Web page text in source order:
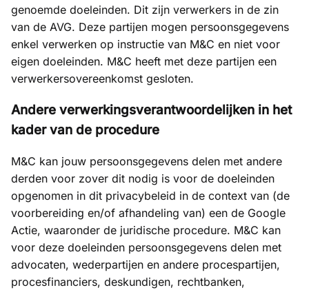
genoemde doeleinden. Dit zijn verwerkers in de zin
van de AVG. Deze partijen mogen persoonsgegevens
enkel verwerken op instructie van M&C en niet voor
eigen doeleinden. M&C heeft met deze partijen een
verwerkersovereenkomst gesloten.
Andere verwerkingsverantwoordelijken in het
kader van de procedure
M&C kan jouw persoonsgegevens delen met andere
derden voor zover dit nodig is voor de doeleinden
opgenomen in dit privacybeleid in de context van (de
voorbereiding en/of afhandeling van) een de Google
Actie, waaronder de juridische procedure. M&C kan
voor deze doeleinden persoonsgegevens delen met
advocaten, wederpartijen en andere procespartijen,
procesfinanciers, deskundigen, rechtbanken,